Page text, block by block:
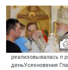
реализовывалась п
деньУсекновения